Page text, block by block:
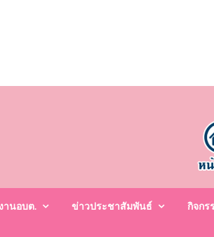
านอบต. ข่าวประชาสัมพันธ์ กิจกร